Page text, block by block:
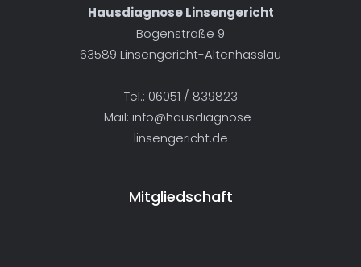
Hausdiagnose Linsengericht
Bogenstraße 9
63589 Linsengericht-Altenhasslau
Tel.: 06051 / 839823
Mail: info@hausdiagnose-
linsengericht.de
Mitgliedschaft